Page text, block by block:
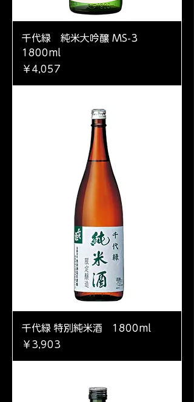
千代緑 純米大吟醸 MS-3
1800ml
価格
￥4,057
千代緑 特別純米酒 1800ml
価格
￥3,903